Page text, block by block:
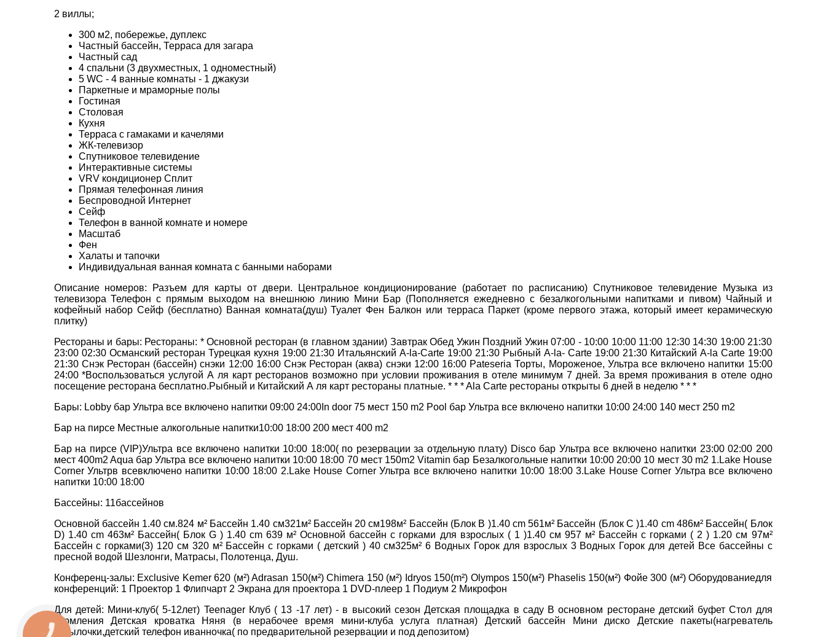
2 виллы;
300 м2, побережье, дуплекс
Частный бассейн, Терраса для загара
Частный сад
4 спальни (3 двухместных, 1 одноместный)
5 WC - 4 ванные комнаты - 1 джакузи
Паркетные и мраморные полы
Гостиная
Столовая
Кухня
Терраса с гамаками и качелями
ЖК-телевизор
Спутниковое телевидение
Интерактивные системы
VRV кондиционер Сплит
Прямая телефонная линия
Беспроводной Интернет
Сейф
Телефон в ванной комнате и номере
Масштаб
Фен
Халаты и тапочки
Индивидуальная ванная комната с банными наборами
Описание номеров: Разъем для карты от двери. Центральное кондиционирование (работает по расписанию) Спутниковое телевидение Музыка из
телевизора Телефон с прямым выходом на внешнюю линию Мини Бар (Пополняется ежедневно с безалкогольными напитками и пивом) Чайный и
кофейный набор Сейф (бесплатно) Ванная комната(душ) Туалет Фен Балкон или терраса Паркет (кроме первого этажа, который имеет керамическую
плитку)
Рестораны и бары: Рестораны: * Основной ресторан (в главном здании) Завтрак Обед Ужин Поздний Ужин 07:00 - 10:00 10:00 11:00 12:30 14:30 19:00 21:30
23:00 02:30 Османский ресторан Турецкая кухня 19:00 21:30 Итальянский A-la-Carte 19:00 21:30 Рыбный A-la- Carte 19:00 21:30 Китайский A-la Carte 19:00
21:30 Снэк Ресторан (бассейн) снэки 12:00 16:00 Снэк Ресторан (аква) снэки 12:00 16:00 Pateseria Торты, Мороженое, Ультра все включено напитки 15:00
24:00 *Воспользоваться услугой А ля карт ресторанов возможно при условии проживания в отеле минимум 7 дней. За время проживания в отеле одно
посещение ресторана бесплатно.Рыбный и Китайский А ля карт рестораны платныe. * * * Ala Carte рестораны открыты 6 дней в неделю * * *
Бары: Lobby бар Ультра все включено напитки 09:00 24:00In door 75 мест 150 m2 Pool бар Ультра все включено напитки 10:00 24:00 140 мест 250 m2
Бар на пирсе Местные алкогольные напитки10:00 18:00 200 мест 400 m2
Бар на пирсе (VIP)Ультра все включено напитки 10:00 18:00( по резервации за отдельную плату) Disco бар Ультра все включено напитки 23:00 02:00 200
мест 400m2 Aqua бар Ультра все включено напитки 10:00 18:00 70 мест 150m2 Vitamin бар Безалкогольные напитки 10:00 20:00 10 мест 30 m2 1.Lake House
Corner Ультрв всевключено напитки 10:00 18:00 2.Lake House Corner Ультра все включено напитки 10:00 18:00 3.Lake House Corner Ультра все включено
напитки 10:00 18:00
Бассейны: 11бассейнов
Основной бассейн 1.40 см.824 м² Бассейн 1.40 cм321м² Бассейн 20 см198м² Бассейн (Блок В )1.40 cm 561м² Бассейн (Блок С )1.40 cm 486м² Бассейн( Блок
D) 1.40 cm 463м² Бассейн( Блок G ) 1.40 cm 639 м² Основной бассейн с горками для взрослых ( 1 )1.40 см 957 м² Бассейн с горками ( 2 ) 1.20 см 97м²
Бассейн с горками(3) 120 см 320 м² Бассейн с горками ( детский ) 40 см325м² 6 Водных Горок для взрослых 3 Водных Горок для детей Все бассейны с
пресной водой Шезлонги, Матрасы, Полотенца, Душ.
Конференц-залы: Exclusive Kemer 620 (м²) Adrasan 150(м²) Chimera 150 (м²) Idryos 150(m²) Olympos 150(м²) Phaselis 150(м²) Фойе 300 (м²) Оборудованиедля
конференций: 1 Проектор 1 Флипчарт 2 Экрана для проектора 1 DVD-плеер 1 Подиум 2 Микрофон
Для детей: Мини-клуб( 5-12лет) Teenager Клуб ( 13 -17 лет) - в высокий сезон Детская площадка в саду В основном ресторане детский буфет Стол для
кормления Детская кроватка Няня (в нерабочее время мини-клуба услуга платная) Детский бассейн Mини диско Детские пакеты(нагреватель
бутылочки,детский телефон иванночка( по предварительной резервации и под депозитом)
*ВАШЕ ІМ'Я
*E-MAIL
*поля обов'язкові для заповнення
КНОПКА